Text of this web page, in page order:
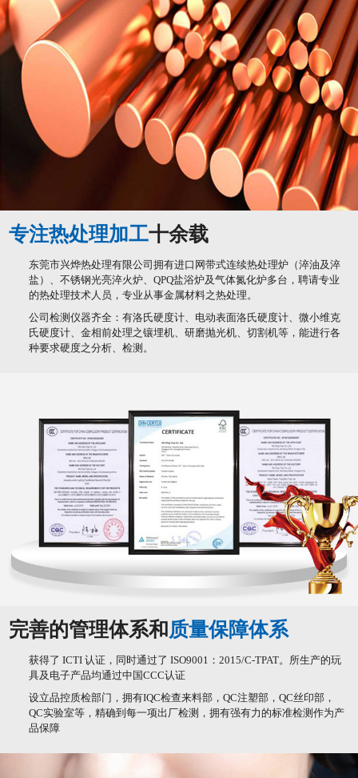
专注热处理加工十余载
东莞市兴烨热处理有限公司拥有进口网带式连续热处理炉（淬油及淬
盐）、不锈钢光亮淬火炉、QPQ盐浴炉及气体氮化炉多台，聘请专业
的热处理技术人员，专业从事金属材料之热处理。
公司检测仪器齐全：有洛氏硬度计、电动表面洛氏硬度计、微小维克
氏硬度计、金相前处理之镶埋机、研磨抛光机、切割机等，能进行各
种要求硬度之分析、检测。
完善的管理体系和质量保障体系
获得了 ICTI 认证，同时通过了 ISO9001：2015/C-TPAT。所生产的玩
具及电子产品均通过中国CCC认证
设立品控质检部门，拥有IQC检查来料部，QC注塑部，QC丝印部，
QC实验室等，精确到每一项出厂检测，拥有强有力的标准检测作为产
品保障